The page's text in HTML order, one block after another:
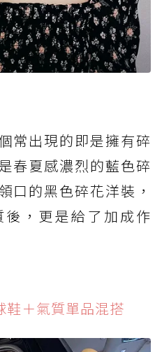
常出現的即是擁有碎
春夏感濃烈的藍色碎
口的黑色碎花洋裝，
，更是給了加成作
鞋＋氣質單品混搭